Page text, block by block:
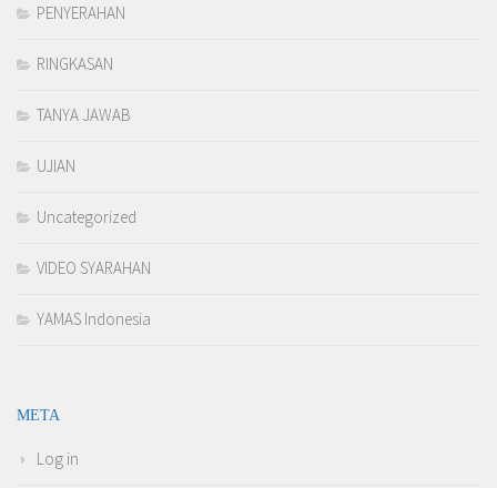
PENYERAHAN
RINGKASAN
TANYA JAWAB
UJIAN
Uncategorized
VIDEO SYARAHAN
YAMAS Indonesia
META
Log in